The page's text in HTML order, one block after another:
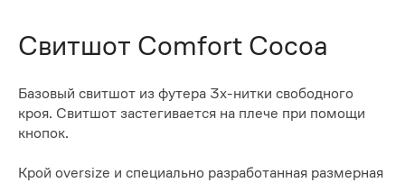
Свитшот Comfort Cocoa
Базовый свитшот из футера 3х-нитки свободного
кроя. Свитшот застегивается на плече при помощи
кнопок.
Крой oversize и специально разработанная размерная